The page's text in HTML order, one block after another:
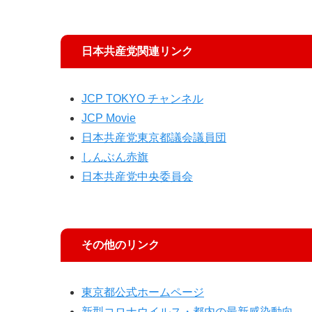
日本共産党関連リンク
JCP TOKYO チャンネル
JCP Movie
日本共産党東京都議会議員団
しんぶん赤旗
日本共産党中央委員会
その他のリンク
東京都公式ホームページ